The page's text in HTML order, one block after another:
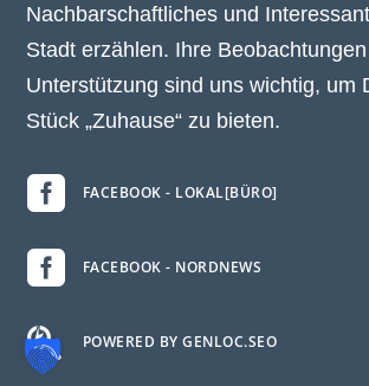
Nachbarschaftliches und
Stadt erzählen. Ihre
Unterstützung sind uns wichtig, um
Stück „Zuhause“ zu bieten.
 FACEBOOK - LOKAL[BÜRO]
 FACEBOOK - NORDNEWS
 POWERED BY GENLOC.SEO